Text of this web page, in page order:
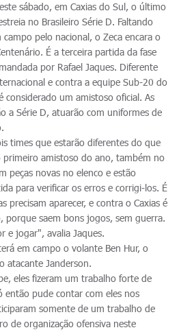
sábado, em Caxias do Sul, o último
no Brasileiro Série D. Faltando
pelo nacional, o Zeca encara o
É a terceira partida da fase
por Rafael Jaques. Diferente
e contra a equipe Sub-20 do
considerado um amistoso oficial. As
a Série D, atuarão com uniformes de
times que estarão diferentes do que
amistoso do ano, também no
peças novas no elenco e estão
para verificar os erros e corrigi-los. É
precisam aparecer, e contra o Caxias é
porque saem bons jogos, sem guerra.
e jogar", avalia Jaques.
em campo o volante Ben Hur, o
atacante Janderson.
eles fizeram um trabalho forte de
então pude contar com eles nos
somente de um trabalho de
de organização ofensiva neste